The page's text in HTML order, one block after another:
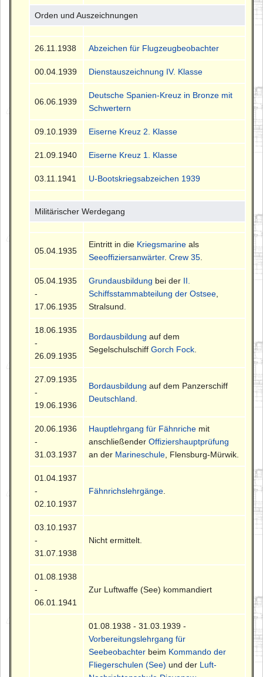
Orden und Auszeichnungen
26.11.1938 Abzeichen für Flugzeugbeobachter
00.04.1939 Dienstauszeichnung IV. Klasse
06.06.1939
Deutsche Spanien-Kreuz in Bronze mit
Schwertern
09.10.1939 Eiserne Kreuz 2. Klasse
21.09.1940 Eiserne Kreuz 1. Klasse
03.11.1941 U-Bootskriegsabzeichen 1939
Militärischer Werdegang
05.04.1935
Eintritt in die Kriegsmarine als
Seeoffiziersanwärter.Crew 35
05.04.1935
-
17.06.1935
Grundausbildung bei der II.
Schiffsstammabteilung der Ostsee
Stralsund.
18.06.1935
-
26.09.1935
Bordausbildung auf dem
SegelschulschiffGorch Fock
27.09.1935
-
19.06.1936
Bordausbildung auf dem Panzerschiff
Deutschland
20.06.1936
-
31.03.1937
Hauptlehrgang für Fähnriche mit
anschließenderOffiziershauptprüfung
an der Marineschule , Flensburg-Mürwik.
01.04.1937
-
02.10.1937
Fähnrichslehrgänge
03.10.1937
-
31.07.1938
Nicht ermittelt.
01.08.1938
-
06.01.1941
Zur Luftwaffe (See) kommandiert
01.08.1938 - 31.03.1939 -
Vorbereitungslehrgang für
Seebeobachter beim Kommando der
Fliegerschulen (See) und der Luft-